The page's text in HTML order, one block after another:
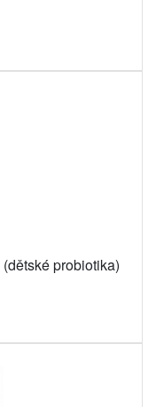
probiotika)